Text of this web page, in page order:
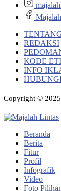
REDAKSI
KODE
INFO
Copyright ©
Beranda
Berita
Fitur
Profil
Infografik
Video
Foto Pilihan